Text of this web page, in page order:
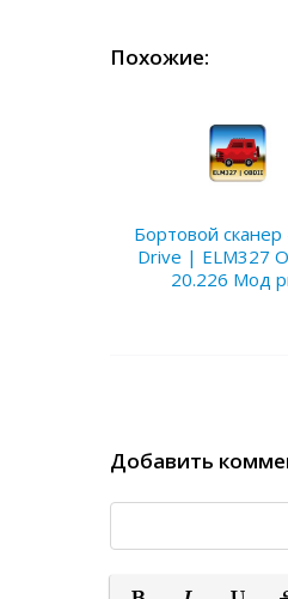
Похожие:
Бортовой сканер
Drive | ELM327
20.226 Мод
Добавить